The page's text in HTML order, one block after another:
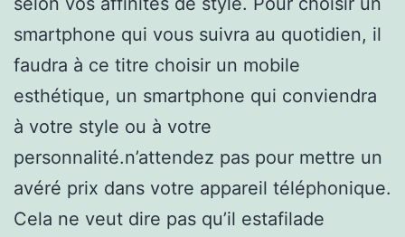
smartphone qui vous suivra au quotidien, il
faudra à ce titre choisir un mobile
esthétique, un smartphone qui conviendra
à votre style ou à votre
personnalité.n’attendez pas pour mettre un
avéré prix dans votre appareil téléphonique.
Cela ne veut dire pas qu’il estafilade